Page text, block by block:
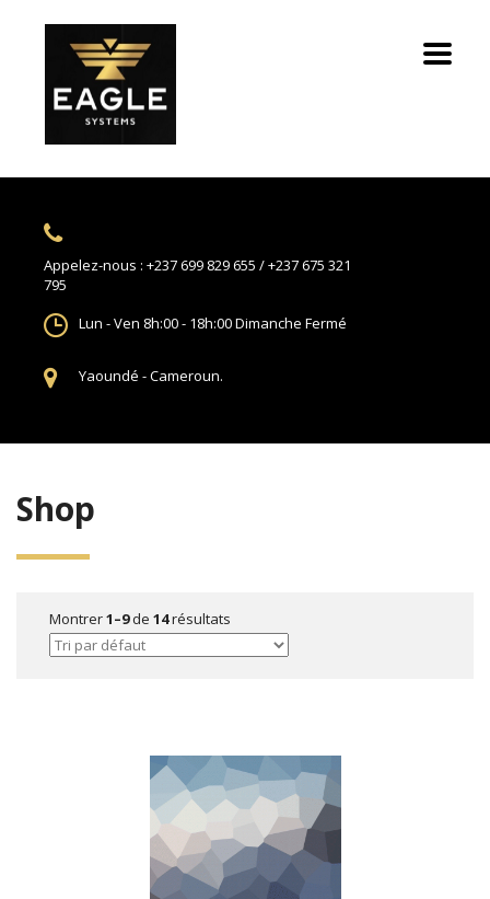
Appelez-nous : +237 699 829 655 / +237 675 321
795
Lun - Ven 8h:00 - 18h:00Dimanche Fermé
Yaoundé -Cameroun.
Shop
Montrer1–9de 14résultats